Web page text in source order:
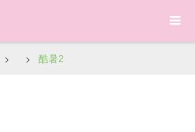
酷暑2